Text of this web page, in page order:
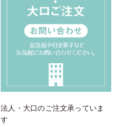
法人・大口のご注文承っていま
す